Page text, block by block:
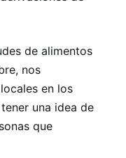
de alimentos
nos
en los
una idea de
que